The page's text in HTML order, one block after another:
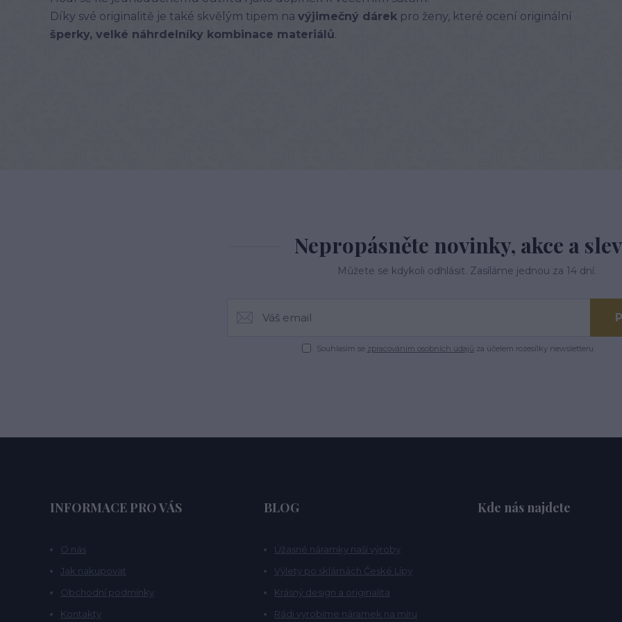
Díky své originalitě je také skvělým tipem na výjimečný dárek pro ženy, které ocení originální
šperky, velké náhrdelníky kombinace materiálů.
Nepropásněte novinky, akce a
Můžete se kdykoli odhlásit. Zasíláme jednou za 14 dní.
Souhlasím se zpracováním osobních údajů za účelem rozesílky newsletteru.
INFORMACE PRO VÁS
O nás
Jak nakupovat
Obchodní podmínky
Kontakty
BLOG
Úžasné náramky naší výroby
Výlety po sklárnách České Lípy
Krásný design a originalita
Rádi vyrobíme náramek na míru
Kde nás najdete